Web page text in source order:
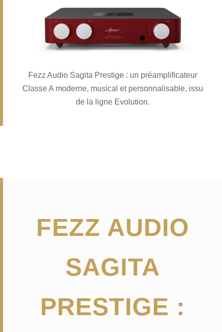
Fezz Audio Sagita Prestige : un préamplificateur
Classe A moderne, musical et personnalisable, issu
de la ligne Evolution.
FEZZ AUDIO
SAGITA
PRESTIGE :